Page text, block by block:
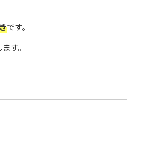
です。
す。